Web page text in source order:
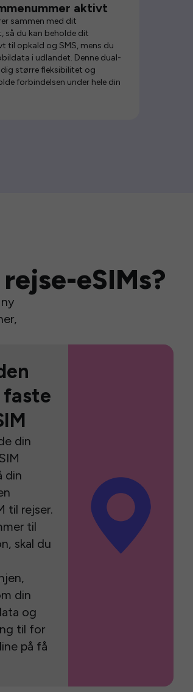
aktivt
sammen med dit
så du kan beholde dit
til opkald og SMS, mens du
i udlandet. Denne dual-
større fleksibilitet og
forbindelsen under hele din
eSIMs?
faste
din
din
til rejser.
til
skal du
din
og
til for
på få